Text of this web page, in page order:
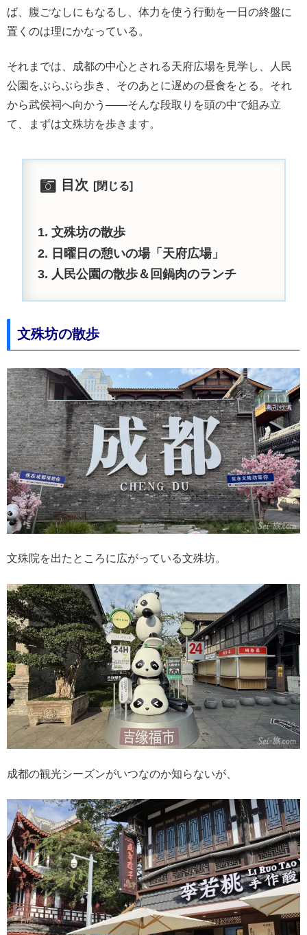
ば、腹ごなしにもなるし、体力を使う行動を一日の終盤に
置くのは理にかなっている。
それまでは、成都の中心とされる天府広場を見学し、人民
公園をぶらぶら歩き、そのあとに遅めの昼食をとる。それ
から武侯祠へ向かう——そんな段取りを頭の中で組み立
て、まずは文殊坊を歩きます。
目次
文殊坊の散歩
日曜日の憩いの場「天府広場」
人民公園の散歩＆回鍋肉のランチ
文殊坊の散歩
文殊院を出たところに広がっている文殊坊。
成都の観光シーズンがいつなのか知らないが、